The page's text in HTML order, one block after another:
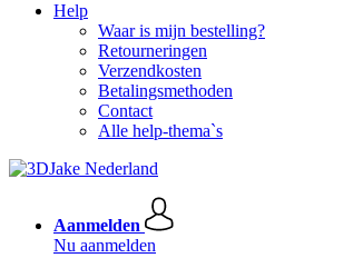
Help
Waar is mijn bestelling?
Retourneringen
Verzendkosten
Betalingsmethoden
Contact
Alle help-thema`s
Aanmelden
Nu aanmelden